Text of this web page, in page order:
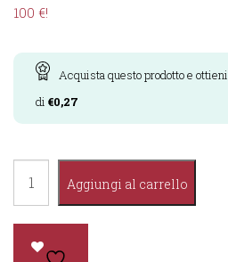
100 €!
Acquista questo prodotto e ottieni
di €0,27
Raffaello
Religione
Aggiungi al carrello